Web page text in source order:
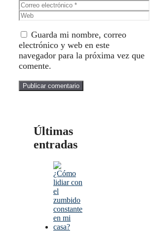
Correo
electrónico
Web
Guarda mi nombre, correo
electrónico y web en este
navegador para la próxima vez que
comente.
Últimas
entradas